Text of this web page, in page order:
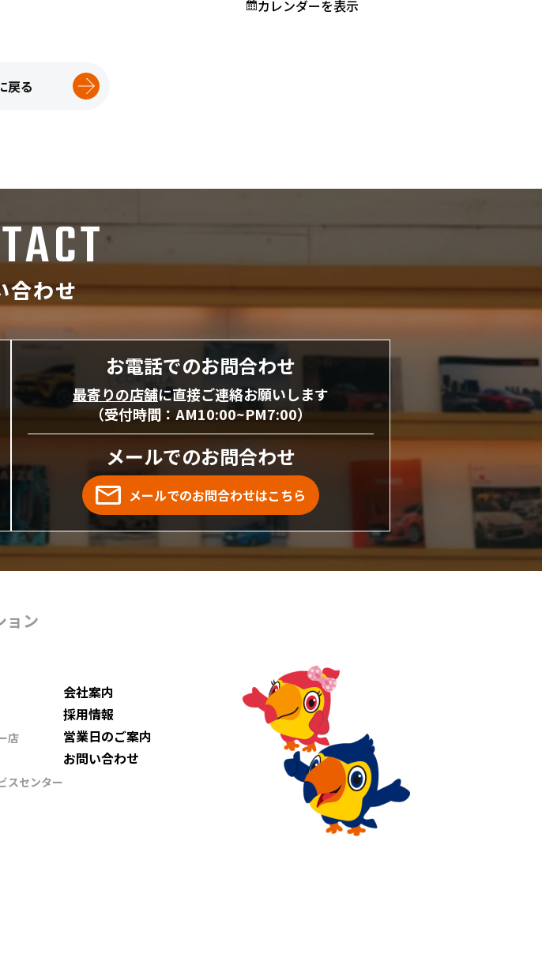
カレンダーを表示
戻る
合わせ
お電話でのお問合わせ
最寄りの店舗に直接ご連絡お願いします
（受付時間：AM10:00~PM7:00）
メールでのお問合わせ
メールでのお問合わせはこちら
ョン
店
スセンター
会社案内
採用情報
営業日のご案内
お問い合わせ